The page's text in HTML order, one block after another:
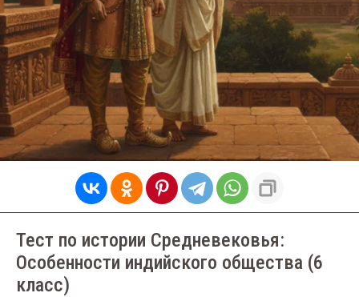
Тест по истории Средневековья:
Особенности индийского общества (6
класс)